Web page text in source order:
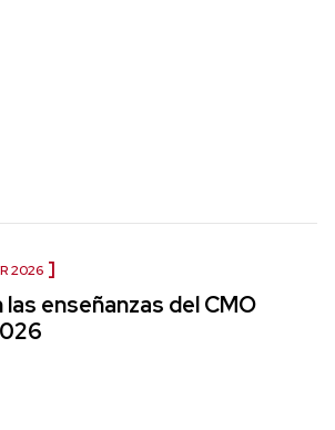
2026
enseñanzas del CMO